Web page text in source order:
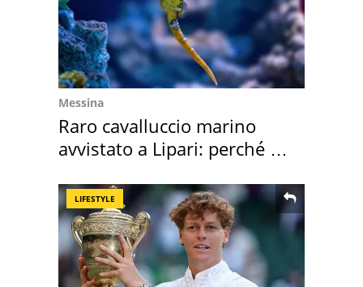
Messina
Raro cavalluccio marino
avvistato a Lipari: perché è
LIFESTYLE